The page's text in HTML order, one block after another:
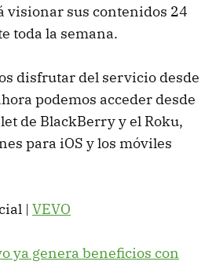
visionar sus contenidos 24
toda la semana.
disfrutar del servicio desde
podemos acceder desde
de BlackBerry y el Roku,
para iOS y los móviles
| VEVO
ya genera beneficios con